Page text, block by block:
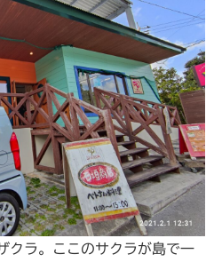
クラ。ここのサクラが島で一